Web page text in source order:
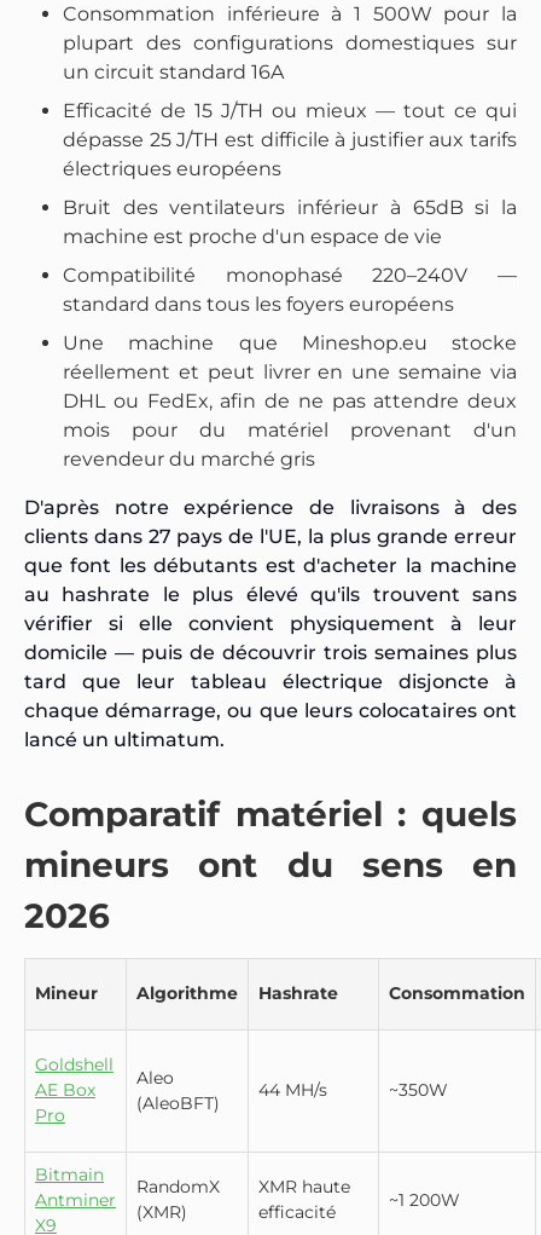
Consommation inférieure à 1 500W pour la
plupart des configurations domestiques sur
un circuit standard 16A
Efficacité de 15 J/TH ou mieux — tout ce qui
dépasse 25 J/TH est difficile à justifier aux tarifs
électriques européens
Bruit des ventilateurs inférieur à 65dB si la
machine est proche d'un espace de vie
Compatibilité monophasé 220–240V —
standard dans tous les foyers européens
Une machine que Mineshop.eu stocke
réellement et peut livrer en une semaine via
DHL ou FedEx, afin de ne pas attendre deux
mois pour du matériel provenant d'un
revendeur du marché gris
D'après notre expérience de livraisons à des
clients dans 27 pays de l'UE, la plus grande erreur
que font les débutants est d'acheter la machine
au hashrate le plus élevé qu'ils trouvent sans
vérifier si elle convient physiquement à leur
domicile — puis de découvrir trois semaines plus
tard que leur tableau électrique disjoncte à
chaque démarrage, ou que leurs colocataires ont
lancé un ultimatum.
Comparatif matériel : quels
mineurs ont du sens en
2026
Mineur Algorithme Hashrate Consommation
Goldshell
AE Box
Pro
Aleo
(AleoBFT)
44 MH/s ~350W
Bitmain
Antminer
X9
RandomX
(XMR)
XMR haute
efficacité
~1 200W